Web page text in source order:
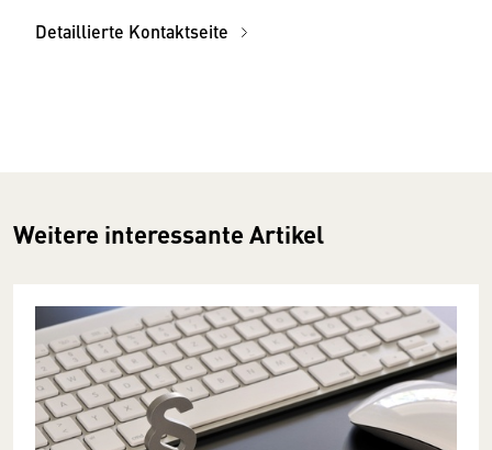
Detaillierte Kontaktseite
Weitere interessante Artikel